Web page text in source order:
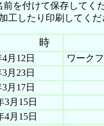
を付けて保存してく
工したり印刷してくだ
時
月12日
ワーク
月23日
月17日
3月15日
4月15日